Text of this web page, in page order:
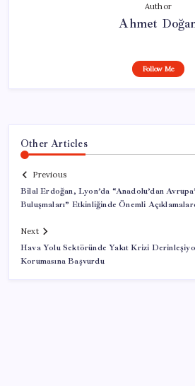
Author
Ahmet
Follow Me
Other Articles
Previous
Bilal Erdoğan, Lyon’da “Anadolu’dan
Buluşmaları” Etkinliğinde Önemli
Next
Hava Yolu Sektöründe Yakıt Krizi
Korumasına Başvurdu